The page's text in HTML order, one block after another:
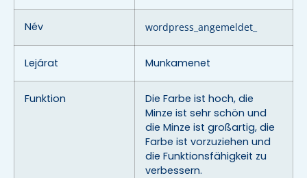
Név wordpress_angemeldet_
Lejárat Munkamenet
Funktion
Die Farbe ist hoch, die
Minze ist sehr schön und
die Minze ist großartig, die
Farbe ist vorzuziehen und
die Funktionsfähigkeit zu
verbessern.